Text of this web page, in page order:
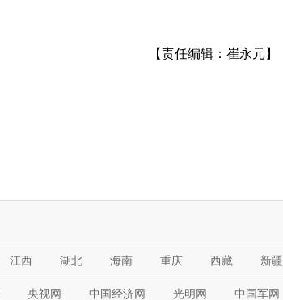
【责任编辑：崔永元】
江西 湖北 海南 重庆 西藏 新疆
央视网 中国经济网 光明网 中国军网